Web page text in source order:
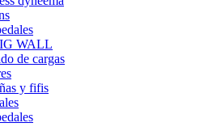
WALL
de cargas
y fifis